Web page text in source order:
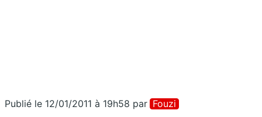
Publié le 12/01/2011 à 19h58 par Fouzi